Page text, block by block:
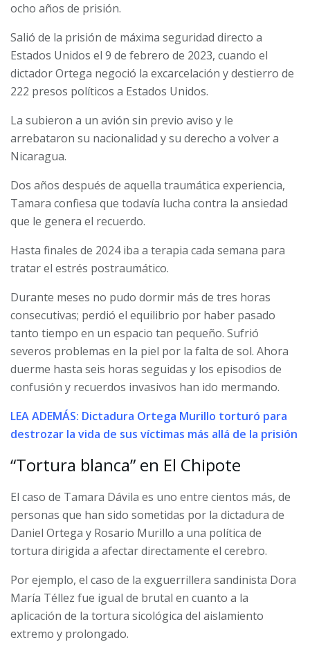
ocho años de prisión.
Salió de la prisión de máxima seguridad directo a
Estados Unidos el 9 de febrero de 2023, cuando el
dictador Ortega negoció la excarcelación y destierro de
222 presos políticos a Estados Unidos.
La subieron a un avión sin previo aviso y le
arrebataron su nacionalidad y su derecho a volver a
Nicaragua.
Dos años después de aquella traumática experiencia,
Tamara confiesa que todavía lucha contra la ansiedad
que le genera el recuerdo.
Hasta finales de 2024 iba a terapia cada semana para
tratar el estrés postraumático.
Durante meses no pudo dormir más de tres horas
consecutivas; perdió el equilibrio por haber pasado
tanto tiempo en un espacio tan pequeño. Sufrió
severos problemas en la piel por la falta de sol. Ahora
duerme hasta seis horas seguidas y los episodios de
confusión y recuerdos invasivos han ido mermando.
LEA ADEMÁS: Dictadura Ortega Murillo torturó para
destrozar la vida de sus víctimas más allá de la prisión
“Tortura blanca” en El Chipote
El caso de Tamara Dávila es uno entre cientos más, de
personas que han sido sometidas por la dictadura de
Daniel Ortega y Rosario Murillo a una política de
tortura dirigida a afectar directamente el cerebro.
Por ejemplo, el caso de la exguerrillera sandinista Dora
María Téllez fue igual de brutal en cuanto a la
aplicación de la tortura sicológica del aislamiento
extremo y prolongado.